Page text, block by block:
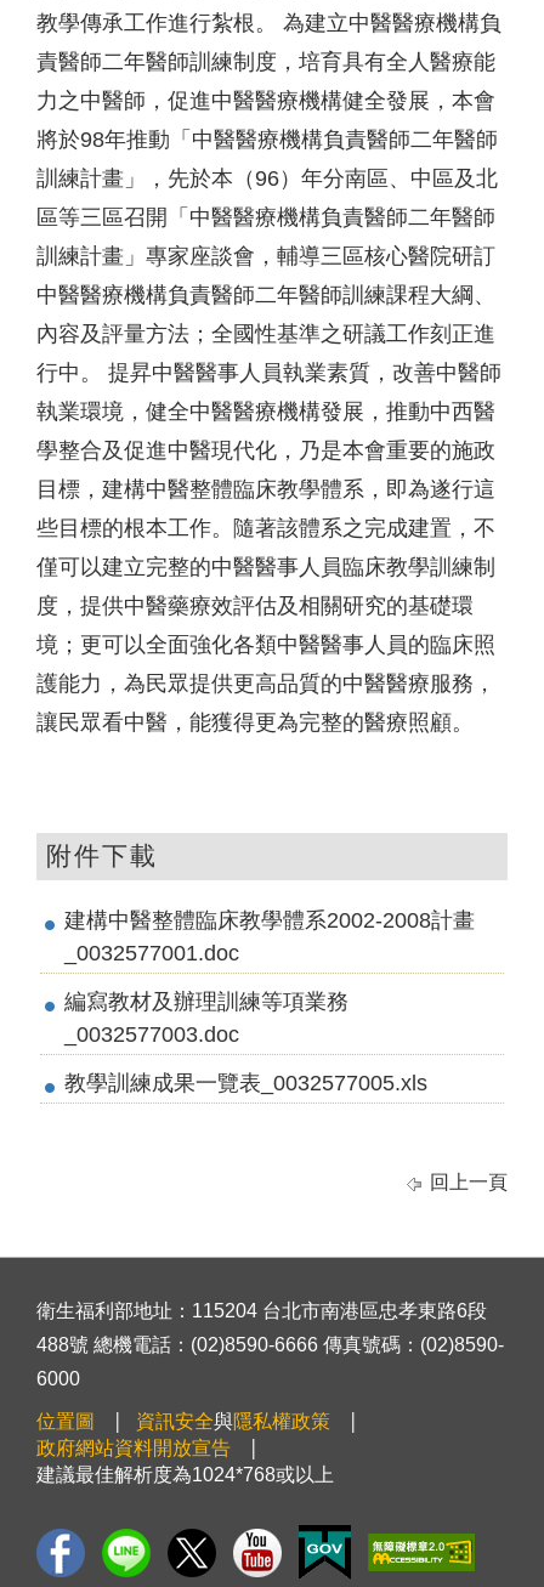
教學傳承工作進行紮根。 為建立中醫醫療機構負
責醫師二年醫師訓練制度，培育具有全人醫療能
力之中醫師，促進中醫醫療機構健全發展，本會
將於98年推動「中醫醫療機構負責醫師二年醫師
訓練計畫」，先於本（96）年分南區、中區及北
區等三區召開「中醫醫療機構負責醫師二年醫師
訓練計畫」專家座談會，輔導三區核心醫院研訂
中醫醫療機構負責醫師二年醫師訓練課程大綱、
內容及評量方法；全國性基準之研議工作刻正進
行中。 提昇中醫醫事人員執業素質，改善中醫師
執業環境，健全中醫醫療機構發展，推動中西醫
學整合及促進中醫現代化，乃是本會重要的施政
目標，建構中醫整體臨床教學體系，即為遂行這
些目標的根本工作。隨著該體系之完成建置，不
僅可以建立完整的中醫醫事人員臨床教學訓練制
度，提供中醫藥療效評估及相關研究的基礎環
境；更可以全面強化各類中醫醫事人員的臨床照
護能力，為民眾提供更高品質的中醫醫療服務，
讓民眾看中醫，能獲得更為完整的醫療照顧。
附件下載
建構中醫整體臨床教學體系2002-2008計畫
_0032577001.doc
編寫教材及辦理訓練等項業務
_0032577003.doc
教學訓練成果一覽表_0032577005.xls
回上一頁
衛生福利部地址：115204 台北市南港區忠孝東路6段
488號 總機電話：(02)8590-6666 傳真號碼：(02)8590-
6000
位置圖 資訊安全與隱私權政策
政府網站資料開放宣告
建議最佳解析度為1024*768或以上